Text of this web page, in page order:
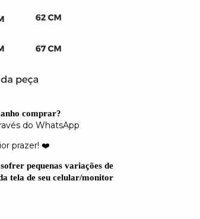
comprar?
do WhatsApp
prazer! ❤️
pequenas variações de
tela de seu celular/monitor